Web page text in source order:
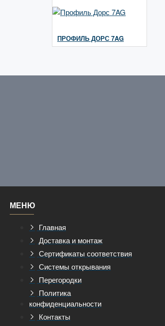
ПРОФИЛЬ ДОРС 7AG
МЕНЮ
Главная
Доставка и монтаж
Сертификаты соответствия
Системы открывания
Перегородки
Политика
конфиденциальности
Контакты